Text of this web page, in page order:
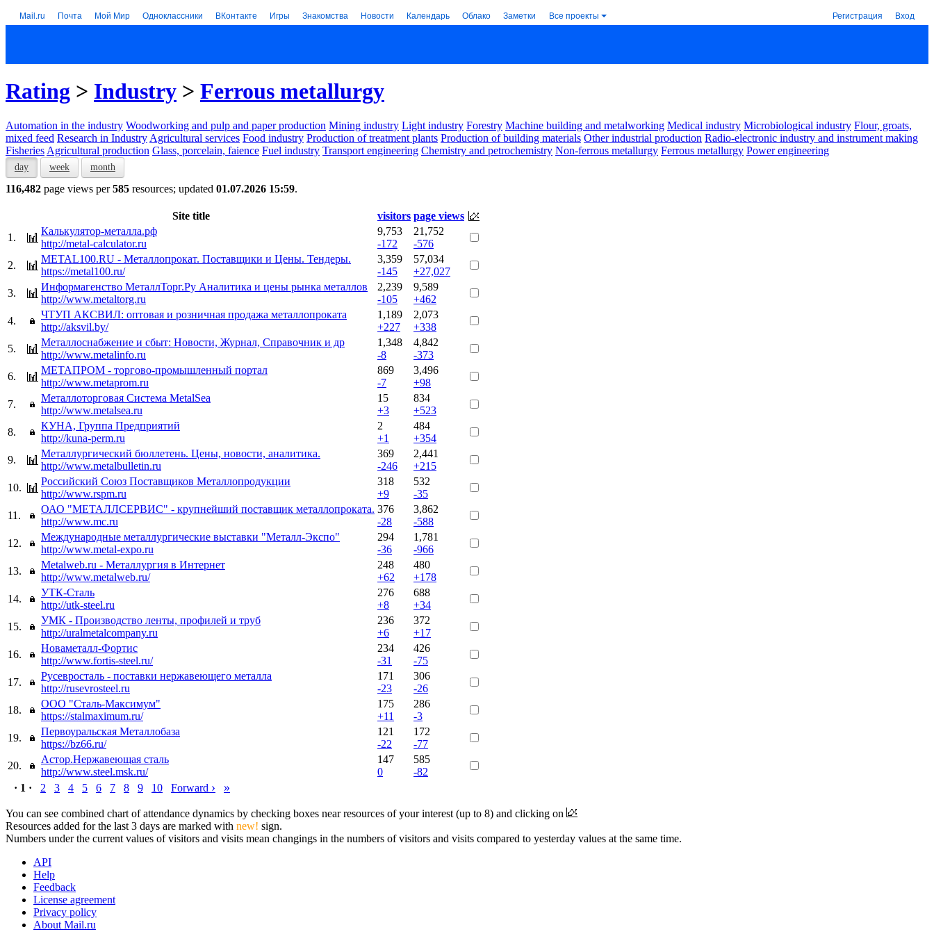
Mail.ru Почта Мой Мир Одноклассники ВКонтакте Игры Знакомства Новости Календарь Облако Заметки Все проекты Регистрация Вход
Rating > Industry > Ferrous metallurgy
Automation in the industry Woodworking and pulp and paper production Mining industry Light industry Forestry Machine building and metalworking Medical industry Microbiological industry Flour, groats,
mixed feed Research in Industry Agricultural services Food industry Production of treatment plants Production of building materials Other industrial production Radio-electronic industry and instrument making
Fisheries Agricultural production Glass, porcelain, faience Fuel industry Transport engineering Chemistry and petrochemistry Non-ferrous metallurgy Ferrous metallurgy Power engineering
day week month
116,482 page views per585 resources; updated 01.07.2026 15:59.
Site title visitors page views
1.
Калькулятор-металла.рф
http://metal-calculator.ru
9,753
-172
21,752
-576
2.
METAL100.RU - Металлопрокат. Поставщики и Цены. Тендеры.
https://metal100.ru/
3,359
-145
57,034
+27,027
3.
Информагенство МеталлТорг.Ру Аналитика и цены рынка металлов
http://www.metaltorg.ru
2,239
-105
9,589
+462
4.
ЧТУП АКСВИЛ: оптовая и розничная продажа металлопроката
http://aksvil.by/
1,189
+227
2,073
+338
5.
Металлоснабжение и сбыт: Новости, Журнал, Справочник и др
http://www.metalinfo.ru
1,348
-8
4,842
-373
6.
МЕТАПРОМ - торгово-промышленный портал
http://www.metaprom.ru
869
-7
3,496
+98
7.
Металлоторговая Система MetalSea
http://www.metalsea.ru
15
+3
834
+523
8.
КУНА, Группа Предприятий
http://kuna-perm.ru
2
+1
484
+354
9.
Металлургический бюллетень. Цены, новости, аналитика.
http://www.metalbulletin.ru
369
-246
2,441
+215
10.
Российский Союз Поставщиков Металлопродукции
http://www.rspm.ru
318
+9
532
-35
11.
ОАО "МЕТАЛЛСЕРВИС" - крупнейший поставщик металлопроката.
http://www.mc.ru
376
-28
3,862
-588
12.
Международные металлургические выставки "Металл-Экспо"
http://www.metal-expo.ru
294
-36
1,781
-966
13.
Metalweb.ru - Металлургия в Интернет
http://www.metalweb.ru/
248
+62
480
+178
14.
УТК-Сталь
http://utk-steel.ru
276
+8
688
+34
15.
УМК - Производство ленты, профилей и труб
http://uralmetalcompany.ru
236
+6
372
+17
16.
Новаметалл-Фортис
http://www.fortis-steel.ru/
234
-31
426
-75
17.
Русевросталь - поставки нержавеющего металла
http://rusevrosteel.ru
171
-23
306
-26
18.
ООО "Сталь-Максимум"
https://stalmaximum.ru/
175
+11
286
-3
19.
Первоуральская Металлобаза
https://bz66.ru/
121
-22
172
-77
20.
Астор.Нержавеющая сталь
http://www.steel.msk.ru/
147
0
585
-82
· 1 ·
2 3 4 5 6 7 8 9 10 Forward › »
You can see combined chart of attendance dynamics by checking boxes near resources of your interest (up to 8) and clicking on
Resources added for the last 3 days are marked with new! sign.
Numbers under the current values of visitors and visits mean changings in the numbers of visitors and visits compared to yesterday values at the same time.
API
Help
Feedback
License agreement
Privacy policy
About Mail.ru